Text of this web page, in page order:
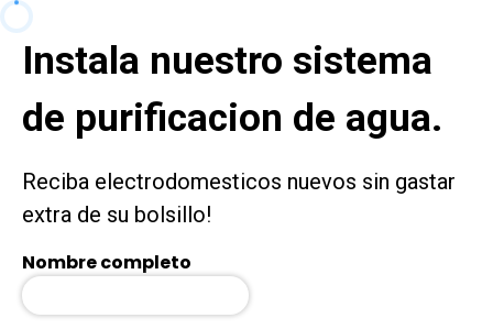
Instala nuestro sistema
de purificacion de agua.
Reciba electrodomesticos nuevos sin gastar
extra de su bolsillo!
Nombre completo